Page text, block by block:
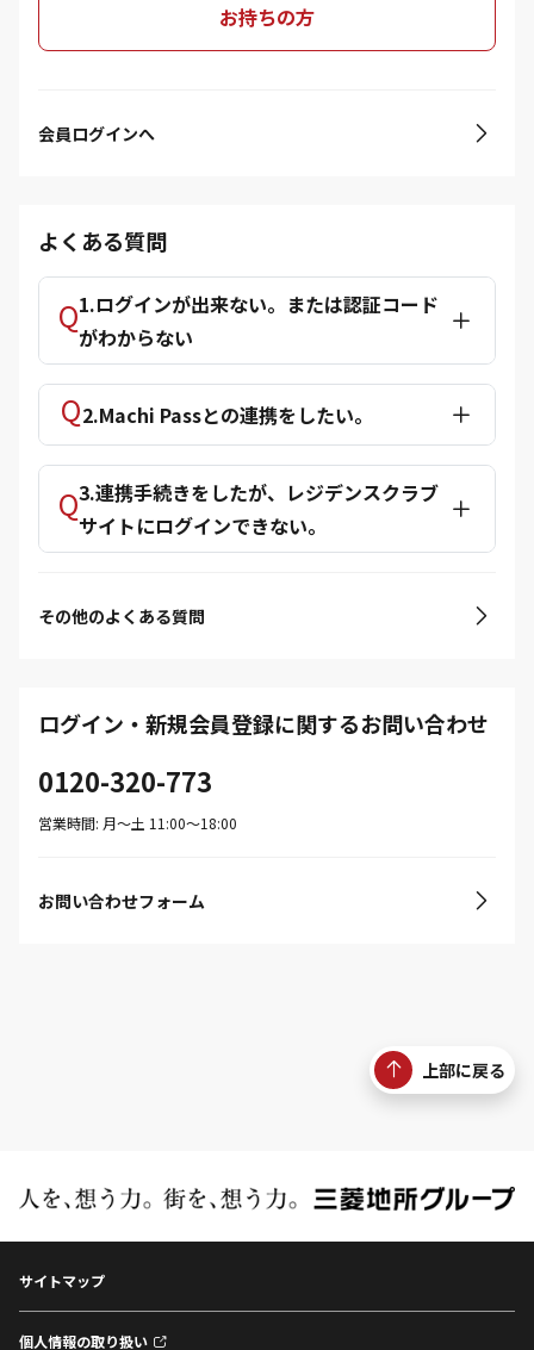
お持ちの方
会員ログインへ
よくある質問
1.ログインが出来ない。または認証コード
がわからない
2.Machi Passとの連携をしたい。
3.連携手続きをしたが、レジデンスクラブ
サイトにログインできない。
その他のよくある質問
ログイン・新規会員登録に関するお問い合わせ
0120-320-773
営業時間: 月〜土 11:00〜18:00
お問い合わせフォーム
上部に戻る
サイトマップ
個人情報の取り扱い